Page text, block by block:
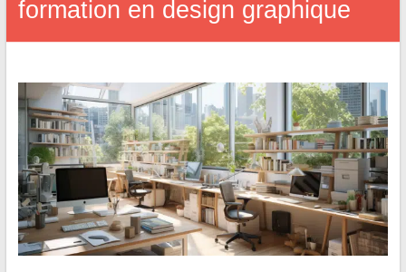
formation en design graphique